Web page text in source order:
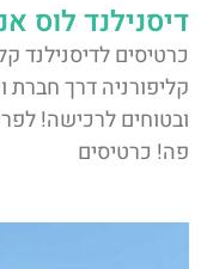
דיסנילנד לוס
כרטיסים לדיסנילנד
קליפורניה דרך חברת
פה! כרטיסים